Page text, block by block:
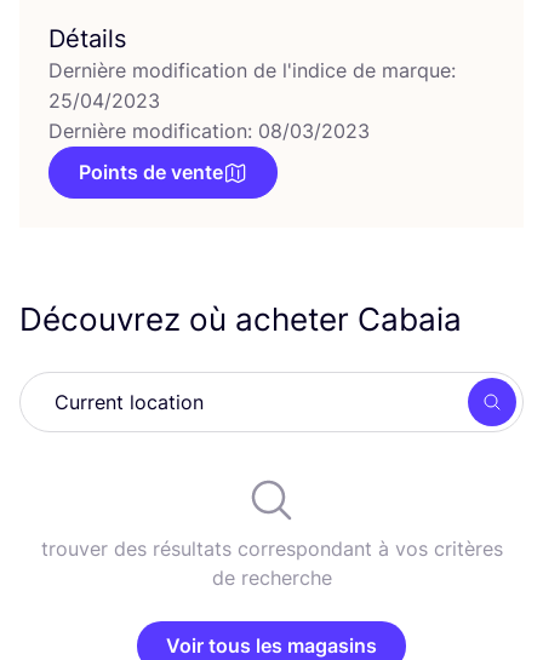
Détails
Dernière modification de l'indice de marque:
25/04/2023
Dernière modification: 08/03/2023
Points de vente
Découvrez où acheter Cabaia
trouver des résultats correspondant à vos critères
de recherche
Voir tous les magasins